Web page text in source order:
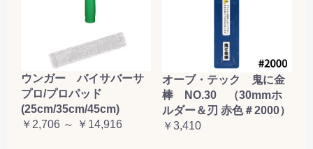
ウンガー バイサバーサ
プロ/プロパッド
(25cm/35cm/45cm)
￥2,706 ～ ￥14,916
オーブ・テック 鬼に金
棒 NO.30 （30mmホ
ルダー＆刃 赤色＃2000）
￥3,410